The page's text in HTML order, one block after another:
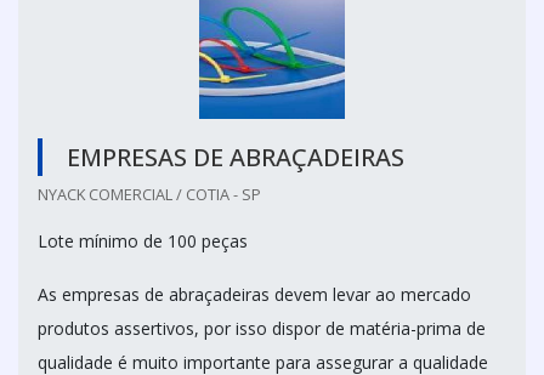
EMPRESAS DE ABRAÇADEIRAS
NYACK COMERCIAL / COTIA - SP
Lote mínimo de 100 peças
As empresas de abraçadeiras devem levar ao mercado
produtos assertivos, por isso dispor de matéria-prima de
qualidade é muito importante para assegurar a qualidade